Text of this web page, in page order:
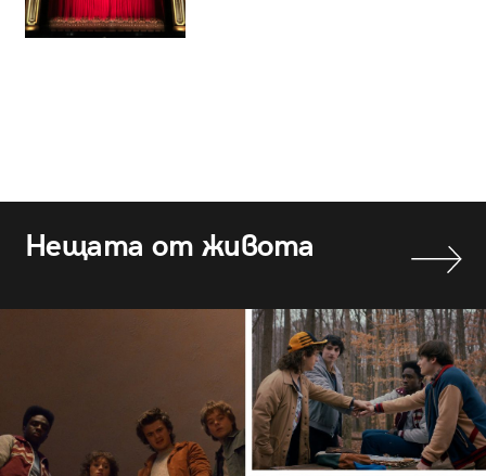
Нещата от живота